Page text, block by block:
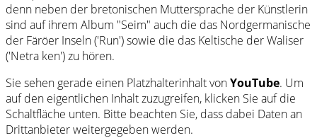
denn neben der bretonischen Muttersprache der Künstlerin
sind auf ihrem Album "Seim" auch die das Nordgermanische
der Färöer Inseln ('Run') sowie die das Keltische der Waliser
('Netra ken') zu hören.
Sie sehen gerade einen Platzhalterinhalt vonYouTube. Um
auf den eigentlichen Inhalt zuzugreifen, klicken Sie auf die
Schaltfläche unten. Bitte beachten Sie, dass dabei Daten an
Drittanbieter weitergegeben werden.